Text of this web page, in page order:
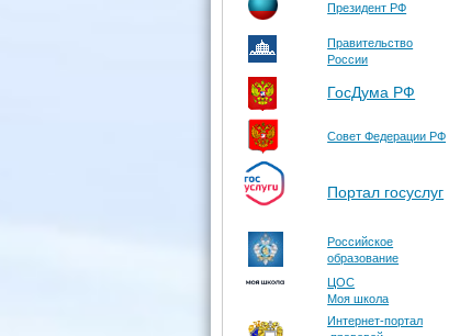
Президент РФ
Правительство
России
ГосДума РФ
Совет Федерации РФ
Портал госуслуг
Российское
образование
ЦОС
Моя школа
Интернет-портал